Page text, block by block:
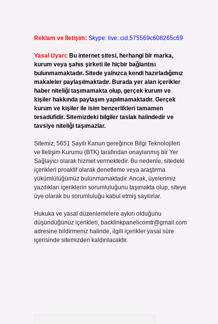
Reklam ve İletişim: Skype: live:.cid.575569c608265c69
Yasal Uyarı: Bu internet sitesi, herhangi bir marka,
kurum veya şahıs şirketi ile hiçbir bağlantısı
bulunmamaktadır. Sitede yalnızca kendi hazırladığımız
makaleler paylaşılmaktadır. Burada yer alan içerikler
haber niteliği taşımamakta olup, gerçek kurum ve
kişiler hakkında paylaşım yapılmamaktadır. Gerçek
kurum ve kişiler ile isim benzerlikleri tamamen
tesadüfidir. Sitemizdeki bilgiler taslak halindedir ve
tavsiye niteliği taşımazlar.
Sitemiz, 5651 Sayılı Kanun gereğince Bilgi Teknolojileri
ve İletişim Kurumu (BTK) tarafından onaylanmış bir Yer
Sağlayıcı olarak hizmet vermektedir. Bu nedenle, sitedeki
içerikleri proaktif olarak denetleme veya araştırma
yükümlülüğümüz bulunmamaktadır. Ancak, üyelerimiz
yazdıkları içeriklerin sorumluluğunu taşımakta olup, siteye
üye olarak bu sorumluluğu kabul etmiş sayılırlar.
Hukuka ve yasal düzenlemelere aykırı olduğunu
düşündüğünüz içerikleri, backlinkpanelicomtr@gmail.com
adresine bildirmeniz halinde, ilgili içerikler yasal süre
içerisinde sitemizden kaldırılacaktır.